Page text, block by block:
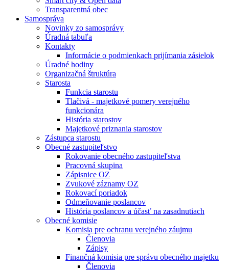
Transparentná obec
Samospráva
Novinky zo samosprávy
Úradná tabuľa
Kontakty
Informácie o podmienkach prijímania zásielok
Úradné hodiny
Organizačná štruktúra
Starosta
Funkcia starostu
Tlačivá - majetkové pomery verejného
funkcionára
História starostov
Majetkové priznania starostov
Zástupca starostu
Obecné zastupiteľstvo
Rokovanie obecného zastupiteľstva
Pracovná skupina
Zápisnice OZ
Zvukové záznamy OZ
Rokovací poriadok
Odmeňovanie poslancov
História poslancov a účasť na zasadnutiach
Obecné komisie
Komisia pre ochranu verejného záujmu
Členovia
Zápisy
Finančná komisia pre správu obecného majetku
Členovia